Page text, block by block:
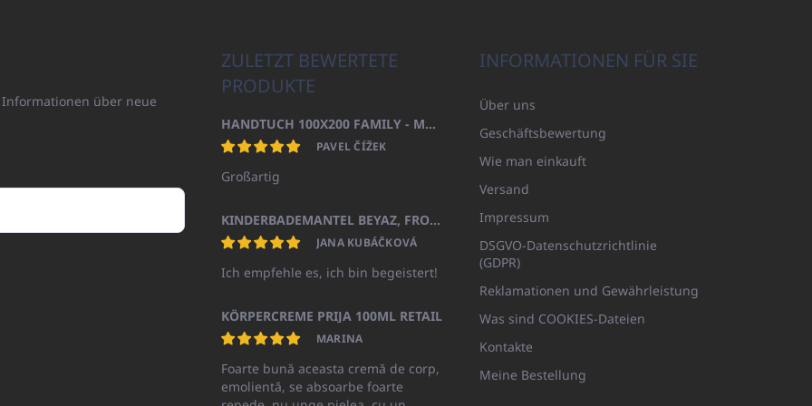
über neue
ZULETZT BEWERTETE
PRODUKTE
HANDTUCH 100X200 FAMILY - MARINEBLAU (480GR)
PAVEL ČÍŽEK
Großartig
KINDERBADEMANTEL BEYAZ, FROTE WEISS MIT KAPUZE (400GR)
JANA KUBÁČKOVÁ
Ich empfehle es, ich bin begeistert!
KÖRPERCREME PRIJA 100ML RETAIL
MARINA
Foarte bună aceasta cremă de corp,
emolientă, se absoarbe foarte
INFORMATIONEN FÜR SIE
Über uns
Geschäftsbewertung
Wie man einkauft
Versand
Impressum
DSGVO-Datenschutzrichtlinie
(GDPR)
Reklamationen und Gewährleistung
Was sind COOKIES-Dateien
Kontakte
Meine Bestellung